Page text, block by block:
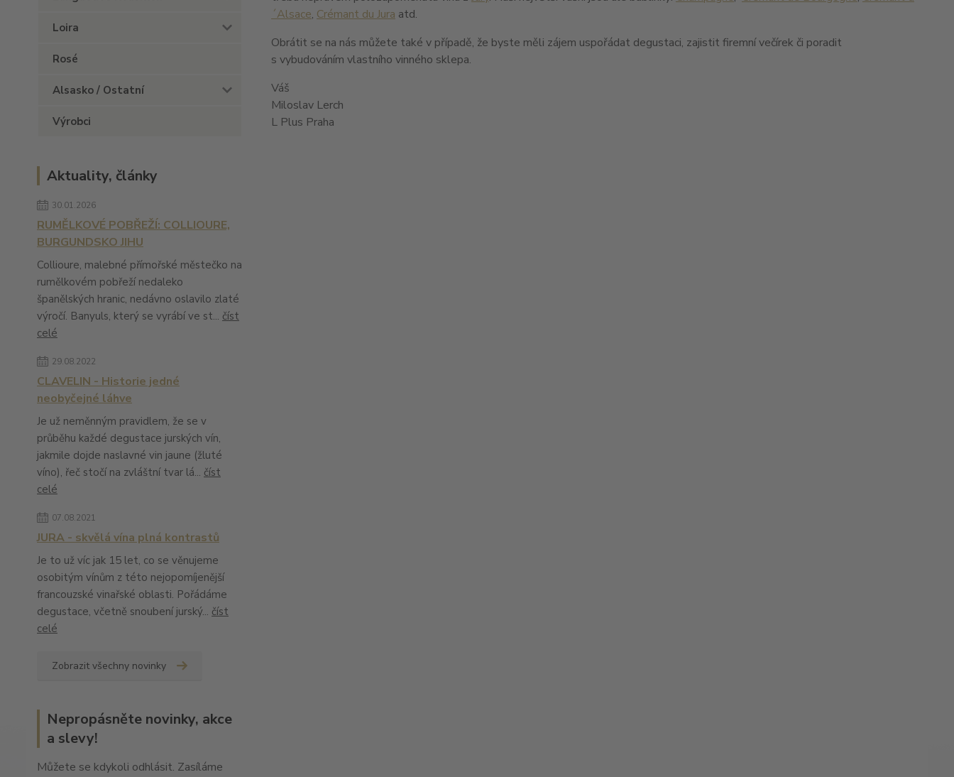
Loira
Rosé
Alsasko / Ostatní
Výrobci
Aktuality, články
30.01.2026
RUMĚLKOVÉ POBŘEŽÍ: COLLIOURE,
BURGUNDSKO JIHU
Collioure, malebné přímořské městečko na
rumělkovém pobřeží nedaleko
španělských hranic, nedávno oslavilo zlaté
výročí. Banyuls, který se vyrábí ve st... číst
celé
29.08.2022
CLAVELIN - Historie jedné
neobyčejné láhve
Je už neměnným pravidlem, že se v
průběhu každé degustace jurských vín,
jakmile dojde naslavné vin jaune (žluté
víno), řeč stočí na zvláštní tvar lá... číst
celé
07.08.2021
JURA - skvělá vína plná kontrastů
Je to už víc jak 15 let, co se věnujeme
osobitým vínům z této nejopomíjenější
francouzské vinařské oblasti. Pořádáme
degustace, včetně snoubení jurský... číst
celé
Zobrazit všechny novinky
Nepropásněte novinky, akce
a slevy!
Můžete se kdykoli odhlásit. Zasíláme
´Alsace, Crémant du Jura atd.
Obrátit se na nás můžete také v případě, že byste měli zájem uspořádat degustaci, zajistit firemní večírek či poradit
s vybudováním vlastního vinného sklepa.
Váš
Miloslav Lerch
L Plus Praha